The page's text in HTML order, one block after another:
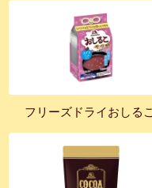
フリーズドライおしるこ